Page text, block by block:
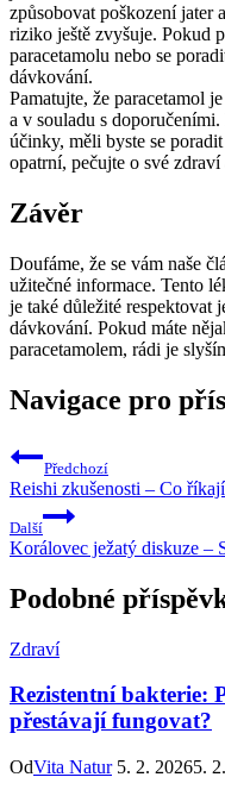
způsobovat poškození jater
riziko ještě zvyšuje. Pokud
paracetamolu nebo se
dávkování.
Pamatujte, že paracetamol
a v souladu s
účinky, měli byste se
opatrní, pečujte o své
Závěr
Doufáme, že se vám naše
užitečné informace. Tento
je také důležité respektovat
dávkování. Pokud máte
paracetamolem, rádi je
Navigace pro
Předchozí
Reishi zkušenosti – Co
Další
Korálovec ježatý diskuze –
Podobné
Zdraví
Rezistentní bakterie:
přestávají fungovat?
OdVita Natur 5. 2. 20265.